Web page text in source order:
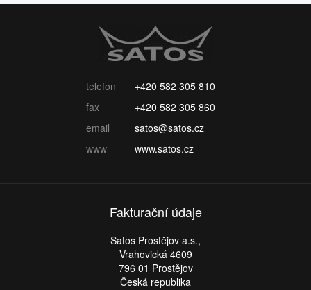
telefon
+420 582 305 810
fax
+420 582 305 860
email
satos@satos.cz
www
www.satos.cz
Fakturační údaje
Satos Prostějov a.s.,
Vrahovická 4609
796 01 Prostějov
Česká republika